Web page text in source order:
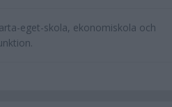
eget-skola, ekonomiskola och